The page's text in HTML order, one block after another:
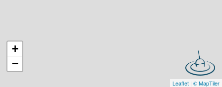
+
−
Leaflet | © MapTiler